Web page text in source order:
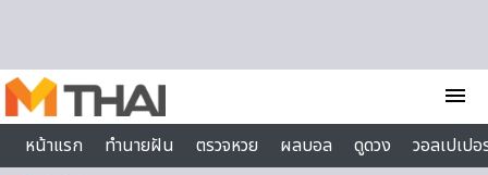
menu
หน้าแรก
ทำนายฝัน ตรวจหวย ผลบอล ดูดวง
วอลเปเป